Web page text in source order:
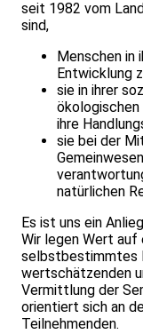
seit 1982 vom
sind,
Menschen in
Entwicklung
sie in ihrer
ihre
sie bei der
natürlichen
Es ist uns ein
Wir legen Wert auf
selbstbestimmtes
wertschätzenden
Vermittlung der
orientiert sich an
Teilnehmenden.